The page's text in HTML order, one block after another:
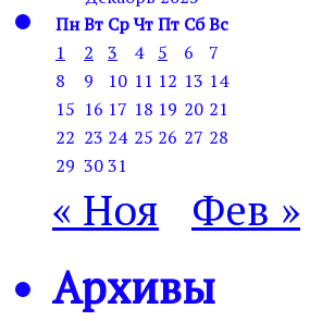
ПнВт СрЧтПт СбВс
1
2 3 4 5 6
7
8
9 10 11 12 13 14
15 16 17 18 19 20 21
22 23 24 25 26 27 28
29 3031
« Ноя Фев »
Архивы